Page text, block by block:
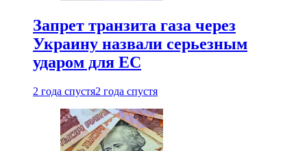
Запрет транзита газа через
Украину назвали серьезным
ударом для ЕС
2 года спустя2 года спустя